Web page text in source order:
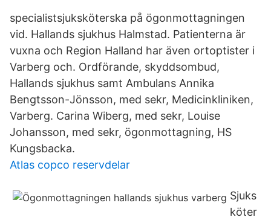
specialistsjuksköterska på ögonmottagningen
vid. Hallands sjukhus Halmstad. Patienterna är
vuxna och Region Halland har även ortoptister i
Varberg och. Ordförande, skyddsombud,
Hallands sjukhus samt Ambulans Annika
Bengtsson-Jönsson, med sekr, Medicinkliniken,
Varberg. Carina Wiberg, med sekr, Louise
Johansson, med sekr, ögonmottagning, HS
Kungsbacka.
Atlas copco reservdelar
Sjuks
köter